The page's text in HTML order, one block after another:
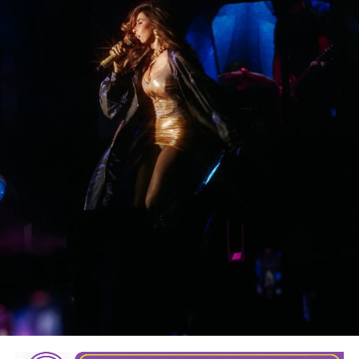
Torres Sánchez, expresó a nombre del Mandatario
potosino el compromiso de colaboración con el nuevo
Consejo Directivo para trabajar en beneficio de la
“desde el Gobierno del Cambio se impulsan
y reconocen las alianzas que fortalecen la justicia y la
legalidad en el Estado,
porque sólo con unidad y trabajo
coordinado, vamos a seguir en el camino correcto para la
construcción de un San Luis Potosí más fuerte e
incluyente, bajo la premisa de propiciar un ejercicio público
basado en el respeto a la ley, priorizando que la justicia
También lee: Gloria Trevi abre la fiesta de la Fenapo 2026